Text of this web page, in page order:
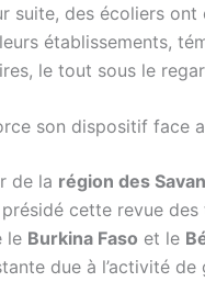
suite, des écoliers
établissements,
le tout sous le
son dispositif face
de la région des
cette revue
le Burkina Faso et le
due à l’activité